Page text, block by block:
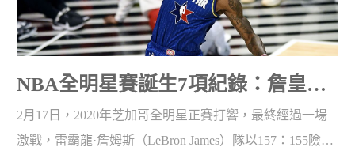
NBA全明星賽誕生7項紀錄：詹皇獨
占五席，可愛創下壯舉
2月17日，2020年芝加哥全明星正賽打響，最終經過一場
激戰，雷霸龍·詹姆斯（LeBron James）隊以157：155險勝